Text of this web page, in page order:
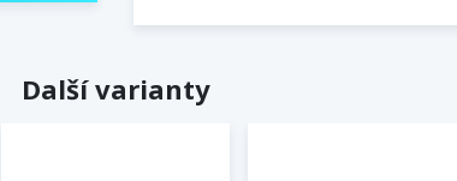
Další varianty